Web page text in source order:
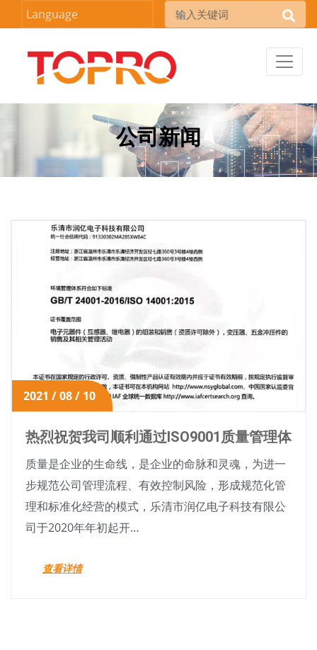
Language
公司新闻
2021 / 08 / 10
热烈祝贺我司顺利通过ISO9001质量管理体
系认证 和ISO14001环境管理认证审核
质量是企业的生命线，是企业的命脉和灵魂，为进一
步规范公司管理流程、有效控制风险，形成规范化管
理和标准化经营的模式，乐清市润亿电子科技有限公
司于2020年年初起开…
查看详情